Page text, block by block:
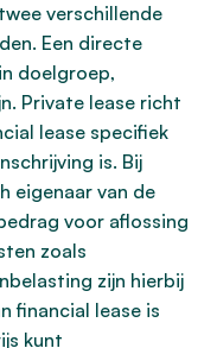
verschillende
Een directe
doelgroep,
Private lease richt
lease specifiek
is. Bij
eigenaar van de
voor aflossing
zoals
zijn hierbij
financial lease is
kunt